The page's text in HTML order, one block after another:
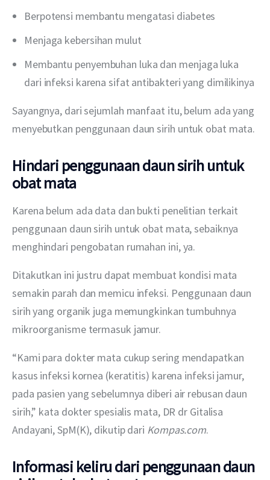
Berpotensi membantu mengatasi diabetes
Menjaga kebersihan mulut
Membantu penyembuhan luka dan menjaga luka
dari infeksi karena sifat antibakteri yang dimilikinya
Sayangnya, dari sejumlah manfaat itu, belum ada yang
menyebutkan penggunaan daun sirih untuk obat mata.
Hindari penggunaan daun sirih untuk
obat mata
Karena belum ada data dan bukti penelitian terkait
penggunaan daun sirih untuk obat mata, sebaiknya
menghindari pengobatan rumahan ini, ya.
Ditakutkan ini justru dapat membuat kondisi mata
semakin parah dan memicu infeksi. Penggunaan daun
sirih yang organik juga memungkinkan tumbuhnya
mikroorganisme termasuk jamur.
“Kami para dokter mata cukup sering mendapatkan
kasus infeksi kornea (keratitis) karena infeksi jamur,
pada pasien yang sebelumnya diberi air rebusan daun
sirih,” kata dokter spesialis mata, DR dr Gitalisa
Andayani, SpM(K), dikutip dari Kompas.com.
Informasi keliru dari penggunaan daun